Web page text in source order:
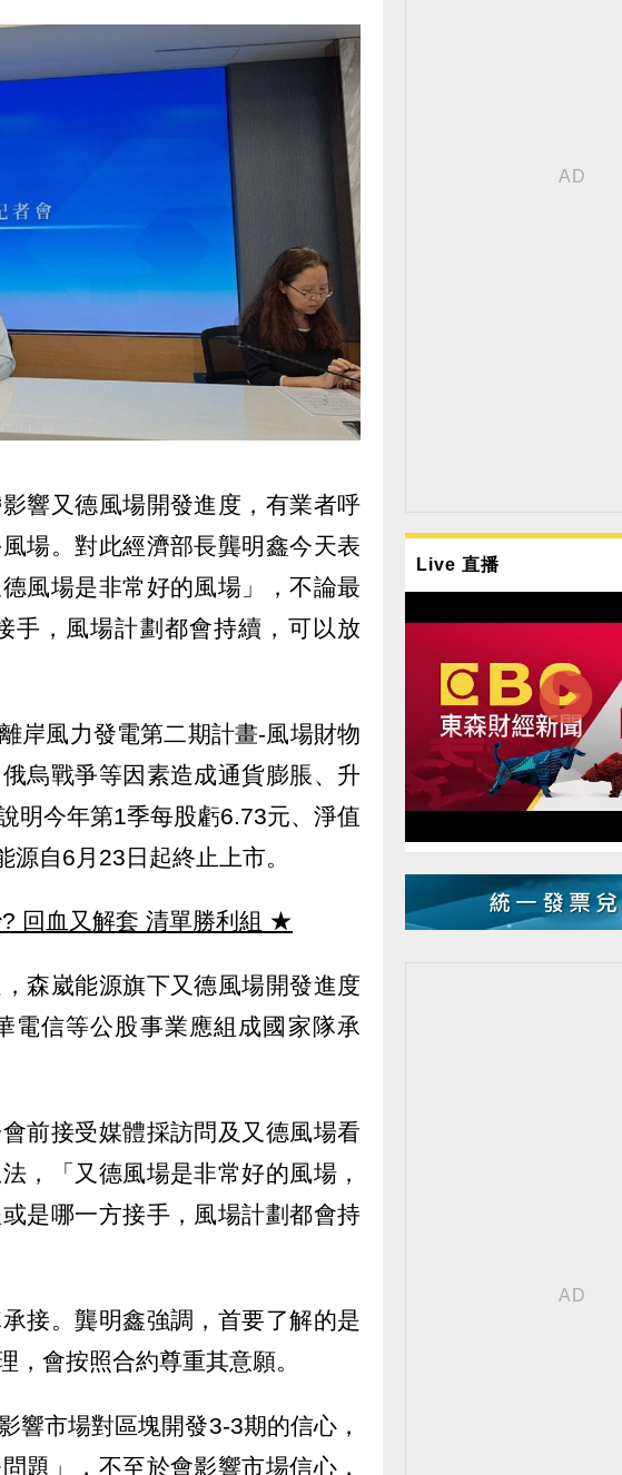
響又德風場開發進度，有業者呼
場。對此經濟部長龔明鑫今天表
風場是非常好的風場」，不論最
手，風場計劃都會持續，可以放
岸風力發電第二期計畫-風場財物
烏戰爭等因素造成通貨膨脹、升
明今年第1季每股虧6.73元、淨值
自6月23日起終止上市。
回血又解套 清單勝利組 ★
森崴能源旗下又德風場開發進度
電信等公股事業應組成國家隊承
前接受媒體採訪問及又德風場看
，「又德風場是非常好的風場，
是哪一方接手，風場計劃都會持
接。龔明鑫強調，首要了解的是
，會按照合約尊重其意願。
響市場對區塊開發3-3期的信心，
題」，不至於會影響市場信心，
Live 直播